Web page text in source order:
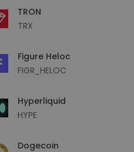
TRON
TRX
Figure Heloc
FIGR_HELOC
Hyperliquid
HYPE
Dogecoin